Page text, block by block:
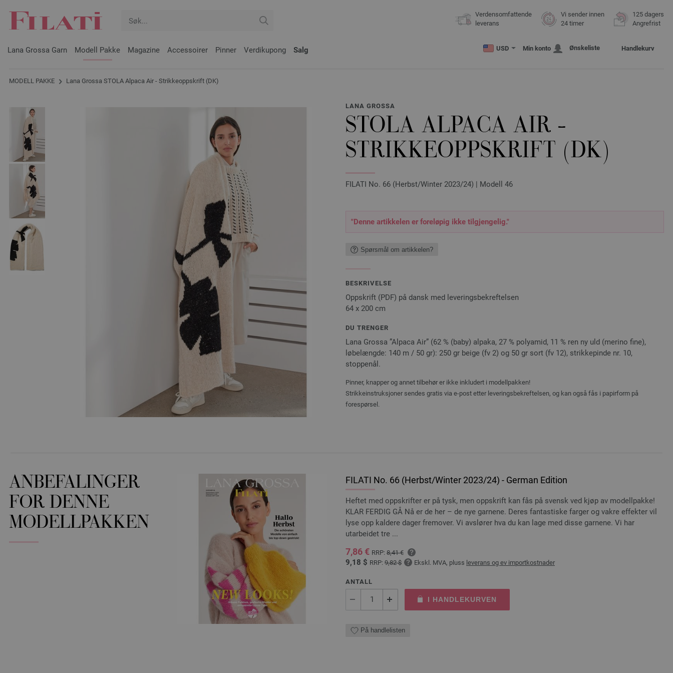
Verdensomfattende
leverans
Vi sender innen
24 timer
125 dagers
Angrefrist
Lana Grossa Garn Modell Pakke Magazine Accessoirer Pinner Verdikupong Salg USD Min konto Ønskeliste Handlekurv
MODELL PAKKE Lana Grossa STOLA Alpaca Air - Strikkeoppskrift (DK)
LANA GROSSA
STOLA ALPACA AIR -
STRIKKEOPPSKRIFT (DK)
FILATI No. 66 (Herbst/Winter 2023/24) | Modell 46
"Denne artikkelen er foreløpig ikke tilgjengelig."
Spørsmål om artikkelen?
BESKRIVELSE
Oppskrift (PDF) på dansk med leveringsbekreftelsen
64 x 200 cm
DU TRENGER
Lana Grossa ”Alpaca Air” (62 % (baby) alpaka, 27 % polyamid, 11 % ren ny uld (merino fine),
løbelængde: 140 m / 50 gr): 250 gr beige (fv 2) og 50 gr sort (fv 12), strikkepinde nr. 10,
stoppenål.
Pinner, knapper og annet tilbehør er ikke inkludert i modellpakken!
Strikkeinstruksjoner sendes gratis via e-post etter leveringsbekreftelsen, og kan også fås i papirform på
forespørsel.
ANBEFALINGER
FOR DENNE
MODELLPAKKEN
FILATI No. 66 (Herbst/Winter 2023/24) - German Edition
Heftet med oppskrifter er på tysk, men oppskrift kan fås på svensk ved kjøp av modellpakke!
KLAR FERDIG GÅ Nå er de her – de nye garnene. Deres fantastiske farger og vakre effekter vil
lyse opp kaldere dager fremover. Vi avslører hva du kan lage med disse garnene. Vi har
utarbeidet tre ...
7,86 € RRP: 8,41 €
9,18 $ RRP: 9,82 $ Ekskl. MVA, pluss leverans og ev importkostnader
ANTALL
I HANDLEKURVEN
På handlelisten